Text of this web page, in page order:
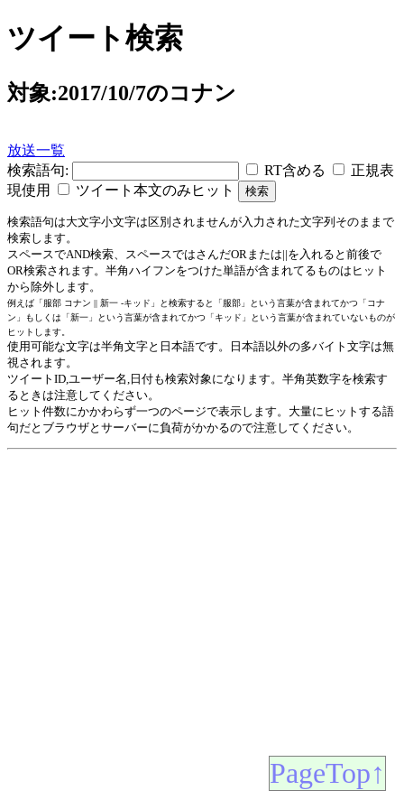
ツイート検索
対象:2017/10/7のコナン
放送一覧
検索語句:
RT含める
正規表
現使用
ツイート本文のみヒット
検索語句は大文字小文字は区別されませんが入力された文字列そのままで
検索します。
スペースでAND検索、スペースではさんだORまたは||を入れると前後で
OR検索されます。半角ハイフンをつけた単語が含まれてるものはヒット
から除外します。
例えば「服部 コナン || 新一 -キッド」と検索すると「服部」という言葉が含まれてかつ「コナ
ン」もしくは「新一」という言葉が含まれてかつ「キッド」という言葉が含まれていないものが
ヒットします。
使用可能な文字は半角文字と日本語です。日本語以外の多バイト文字は無
視されます。
ツイートID,ユーザー名,日付も検索対象になります。半角英数字を検索す
るときは注意してください。
ヒット件数にかかわらず一つのページで表示します。大量にヒットする語
句だとブラウザとサーバーに負荷がかかるので注意してください。
PageTop↑